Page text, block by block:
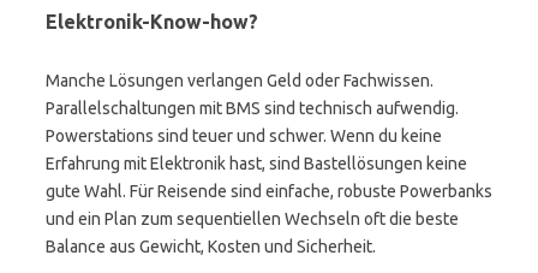
Elektronik-Know-how?
Manche Lösungen verlangen Geld oder Fachwissen.
Parallelschaltungen mit BMS sind technisch aufwendig.
Powerstations sind teuer und schwer. Wenn du keine
Erfahrung mit Elektronik hast, sind Bastellösungen keine
gute Wahl. Für Reisende sind einfache, robuste Powerbanks
und ein Plan zum sequentiellen Wechseln oft die beste
Balance aus Gewicht, Kosten und Sicherheit.